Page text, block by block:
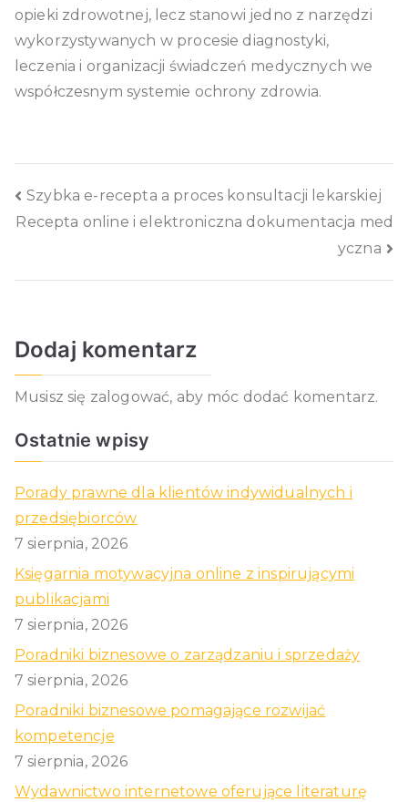
opieki zdrowotnej, lecz stanowi jedno z narzędzi
wykorzystywanych w procesie diagnostyki,
leczenia i organizacji świadczeń medycznych we
współczesnym systemie ochrony zdrowia.
Nawigacja
wpisu
Szybka e-recepta a proces konsultacji lekarskiej
Recepta online i elektroniczna dokumentacja med
yczna
Dodaj komentarz
Musisz się zalogować, aby móc dodać komentarz.
Ostatnie wpisy
Porady prawne dla klientów indywidualnych i
przedsiębiorców
7 sierpnia, 2026
Księgarnia motywacyjna online z inspirującymi
publikacjami
7 sierpnia, 2026
Poradniki biznesowe o zarządzaniu i sprzedaży
7 sierpnia, 2026
Poradniki biznesowe pomagające rozwijać
kompetencje
7 sierpnia, 2026
Wydawnictwo internetowe oferujące literaturę